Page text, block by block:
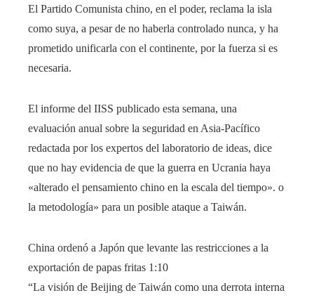
El Partido Comunista chino, en el poder, reclama la isla
como suya, a pesar de no haberla controlado nunca, y ha
prometido unificarla con el continente, por la fuerza si es
necesaria.
El informe del IISS publicado esta semana, una
evaluación anual sobre la seguridad en Asia-Pacífico
redactada por los expertos del laboratorio de ideas, dice
que no hay evidencia de que la guerra en Ucrania haya
«alterado el pensamiento chino en la escala del tiempo». o
la metodología» para un posible ataque a Taiwán.
China ordenó a Japón que levante las restricciones a la
exportación de papas fritas 1:10
“La visión de Beijing de Taiwán como una derrota interna